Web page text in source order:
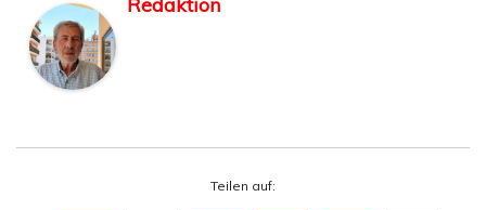
Redaktion
Tei­len auf: